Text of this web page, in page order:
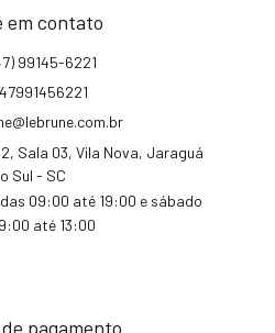
em contato
99145-6221
47991456221
Sala 03, Vila Nova, Jaraguá
Sul - SC
09:00 até 19:00 e sábado
até 13:00
pagamento